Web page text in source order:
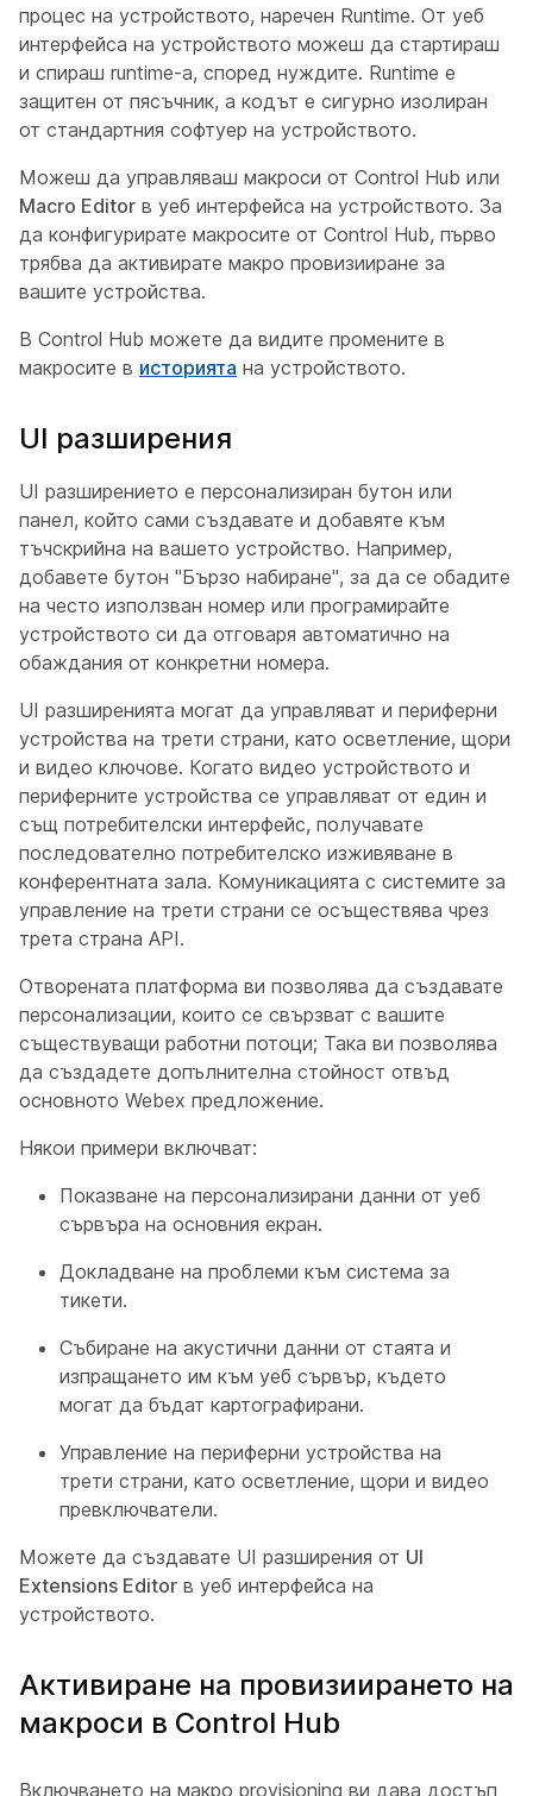
процес на устройството, наречен Runtime. От уеб
интерфейса на устройството можеш да стартираш
и спираш runtime-а, според нуждите. Runtime е
защитен от пясъчник, а кодът е сигурно изолиран
от стандартния софтуер на устройството.
Можеш да управляваш макроси от Control Hub или
Macro Editor в уеб интерфейса на устройството. За
да конфигурирате макросите от Control Hub, първо
трябва да активирате макро провизииране за
вашите устройства.
В Control Hub можете да видите промените в
макросите в историята на устройството.
UI разширения
UI разширението е персонализиран бутон или
панел, който сами създавате и добавяте към
тъчскрийна на вашето устройство. Например,
добавете бутон "Бързо набиране", за да се обадите
на често използван номер или програмирайте
устройството си да отговаря автоматично на
обаждания от конкретни номера.
UI разширенията могат да управляват и периферни
устройства на трети страни, като осветление, щори
и видео ключове. Когато видео устройството и
периферните устройства се управляват от един и
същ потребителски интерфейс, получавате
последователно потребителско изживяване в
конферентната зала. Комуникацията с системите за
управление на трети страни се осъществява чрез
трета страна API.
Отворената платформа ви позволява да създавате
персонализации, които се свързват с вашите
съществуващи работни потоци; Така ви позволява
да създадете допълнителна стойност отвъд
основното Webex предложение.
Някои примери включват:
Показване на персонализирани данни от уеб
сървъра на основния екран.
Докладване на проблеми към система за
тикети.
Събиране на акустични данни от стаята и
изпращането им към уеб сървър, където
могат да бъдат картографирани.
Управление на периферни устройства на
трети страни, като осветление, щори и видео
превключватели.
Можете да създавате UI разширения от UI
Extensions Editor в уеб интерфейса на
устройството.
Активиране на провизиирането на
макроси в Control Hub
Включването на макро provisioning ви дава достъп